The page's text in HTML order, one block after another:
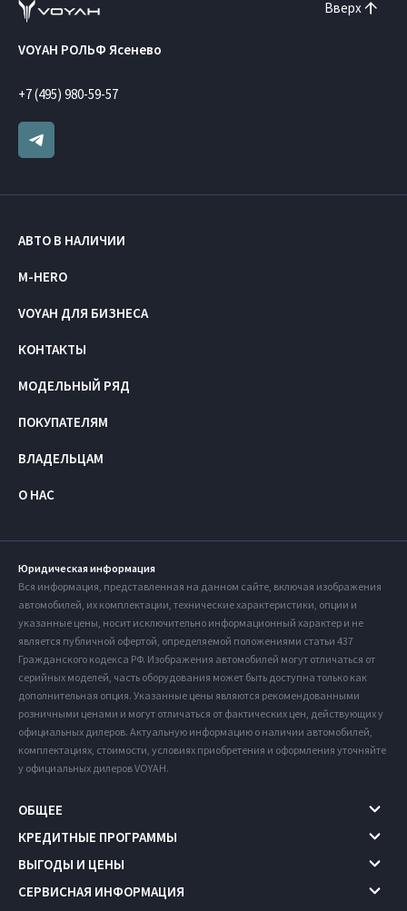
Вверх
VOYAH РОЛЬФ Ясенево
+7 (495) 980-59-57
АВТО В НАЛИЧИИ
M-HERO
VOYAH ДЛЯ БИЗНЕСА
КОНТАКТЫ
МОДЕЛЬНЫЙ РЯД
ПОКУПАТЕЛЯМ
ВЛАДЕЛЬЦАМ
О НАС
Юридическая информация
Вся информация, представленная на данном сайте, включая изображения
автомобилей, их комплектации, технические характеристики, опции и
указанные цены, носит исключительно информационный характер и не
является публичной офертой, определяемой положениями статьи 437
Гражданского кодекса РФ. Изображения автомобилей могут отличаться от
серийных моделей, часть оборудования может быть доступна только как
дополнительная опция. Указанные цены являются рекомендованными
розничными ценами и могут отличаться от фактических цен, действующих у
официальных дилеров. Актуальную информацию о наличии автомобилей,
комплектациях, стоимости, условиях приобретения и оформления уточняйте
у официальных дилеров VOYAH.
ОБЩЕЕ
КРЕДИТНЫЕ ПРОГРАММЫ
ВЫГОДЫ И ЦЕНЫ
СЕРВИСНАЯ ИНФОРМАЦИЯ